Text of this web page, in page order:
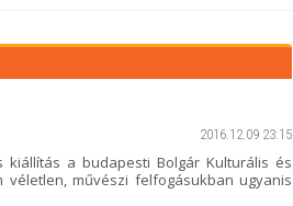
2016.12.09 23:15
a budapesti Bolgár Kulturális és
művészi felfogásukban ugyanis